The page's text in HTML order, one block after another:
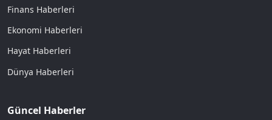
Finans Haberleri
Ekonomi Haberleri
Hayat Haberleri
Dünya Haberleri
Güncel Haberler